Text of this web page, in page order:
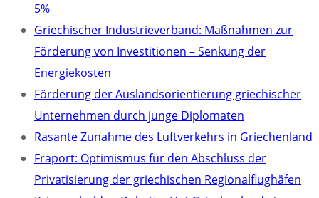
5%
Griechischer Industrieverband: Maßnahmen zur
Förderung von Investitionen – Senkung der
Energiekosten
Förderung der Auslandsorientierung griechischer
Unternehmen durch junge Diplomaten
Rasante Zunahme des Luftverkehrs in Griechenland
Fraport: Optimismus für den Abschluss der
Privatisierung der griechischen Regionalflughäfen